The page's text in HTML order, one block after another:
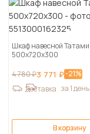
Шкаф навесной Татами
500х720х300
4 780 ₽3 771 ₽-21%
Доставка за 1 день
В корзину